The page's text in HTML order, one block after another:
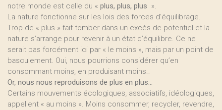
notre monde est celle du « plus, plus, plus ».
La nature fonctionne sur les lois des forces d’équilibrage.
Trop de « plus » fait tomber dans un excès de potentiel et la
nature s’arrange pour revenir à un état d’équilibre. Ce ne
serait pas forcément ici par « le moins », mais par un point de
basculement. Oui, nous pourrions considérer qu’en
consommant moins, en produisant moins..
Or, nous nous reproduisons de plus en plus…
Certains mouvements écologiques, associatifs, idéologiques,
appellent « au moins ». Moins consommer, recycler, revendre,